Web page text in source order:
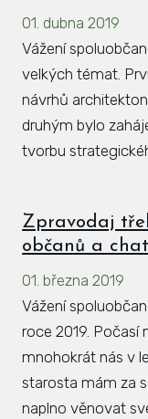
01. dubna 2019
Vážení
velkých témat.
návrhů
druhým bylo
tvorbu
Zpravodaj
občanů a
01. března 2019
Vážení
roce 2019. Počasí
mnohokrát nás v
starosta mám za
naplno věnovat